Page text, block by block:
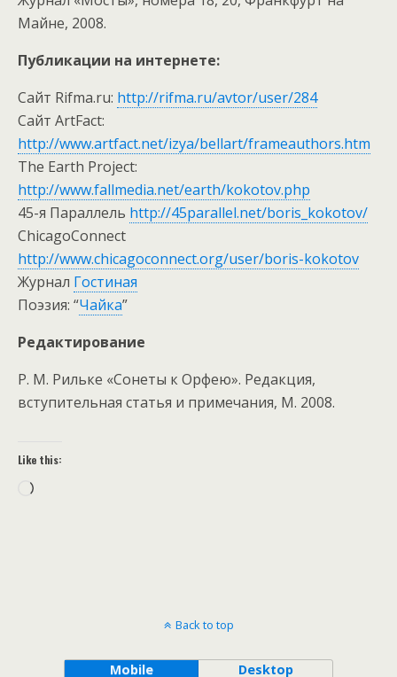
Майне, 2008.
Публикации на интернете:
Сайт Rifma.ru: http://rifma.ru/avtor/user/284
Сайт ArtFact:
http://www.artfact.net/izya/bellart/frameauthors.htm
The Earth Project:
http://www.fallmedia.net/earth/kokotov.php
45-я Параллель http://45parallel.net/boris_kokotov/
СhicagoConnect
http://www.chicagoconnect.org/user/boris-kokotov
Журнал Гостиная
Поэзия: “Чайка”
Редактирование
Р. М. Рильке «Сонеты к Орфею». Редакция,
вступительная статья и примечания, М. 2008.
Like this:
Loading…
Back to top
Mobile Desktop